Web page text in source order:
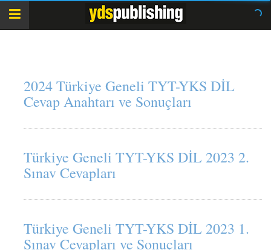
2024 Türkiye Geneli TYT-YKS DİL
Cevap Anahtarı ve Sonuçları
Türkiye Geneli TYT-YKS DİL 2023 2.
Sınav Cevapları
Türkiye Geneli TYT-YKS DİL 2023 1.
Sınav Cevapları ve Sonuçları